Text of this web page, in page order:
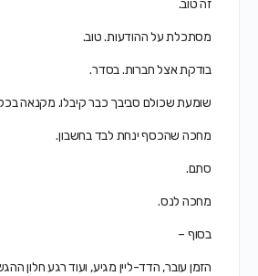
זה טוב.
מסתכלת על ההודעות. טוב.
בודקת אצל חברות. בסדר.
שומעת שכולם סביבך כבר קיבלו. מקנאה
מחכה שהכסף ינחת לבד בחשבון.
סתם.
מחכה לנס.
בסוף –
הזמן עובר, הדד-ליין מגיע, ועוד רגע חלון